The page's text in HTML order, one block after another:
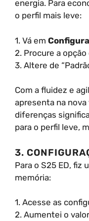
energia. Para
o perfil mais leve:
1. Vá em
2. Procure a opção
3. Altere de
Com a fluidez e
apresenta na nova
diferenças
para o perfil leve,
3.
Para o S25 ED, fiz
memória:
1. Acesse as
2. Aumentei o